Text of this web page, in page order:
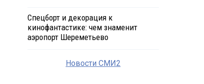
Спецборт и декорация к
кинофантастике: чем знаменит
аэропорт Шереметьево
Новости СМИ2